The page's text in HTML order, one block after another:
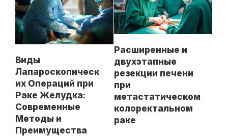
Виды
Лапароскопическ
их Операций при
Раке Желудка:
Современные
Методы и
Преимущества
Расширенные и
двухэтапные
резекции печени
при
метастатическом
колоректальном
раке